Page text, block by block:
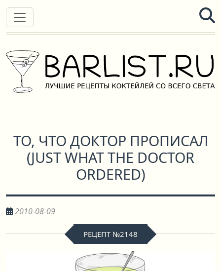
ТО, ЧТО ДОКТОР ПРОПИСАЛ
(JUST WHAT THE DOCTOR
ORDERED)
2010-08-09
РЕЦЕПТ №2148